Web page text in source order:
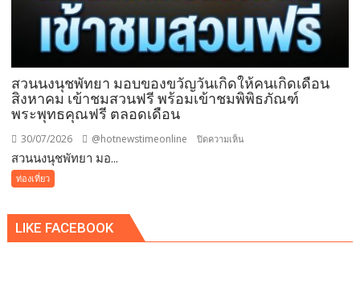
แรม
เรดิ
ชาโต
เดอ
สวนนงนุชพัทยา มอบของขวัญวันเกิดให้คนเกิดเดือน
สิงหาคม เข้าชมสวนฟรี พร้อมเข้าชมพิพิธภัณฑ์
พระพุทธคุณฟรี ตลอดเดือน
30/07/2026 @hotnewstimeonline ปิดความเห็น
ขวัญ
สวนนงนุชพัทยา มอ...
ท่องเที่ยว
LIKE FACEBOOK